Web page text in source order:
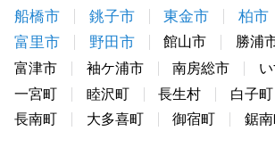
船橋市
銚子市 東金市 柏市
富里市
野田市 館山市 勝浦
富津市
袖ケ浦市 南房総市
一宮町
睦沢町 長生村 白子町
長南町
大多喜町 御宿町 鋸